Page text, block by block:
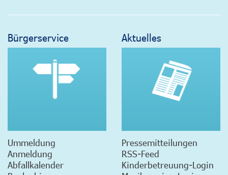
Bürgerservice
Ummeldung
Anmeldung
Abfallkalender
Aktuelles
Pressemitteilungen
RSS-Feed
Kinderbetreuung-Login